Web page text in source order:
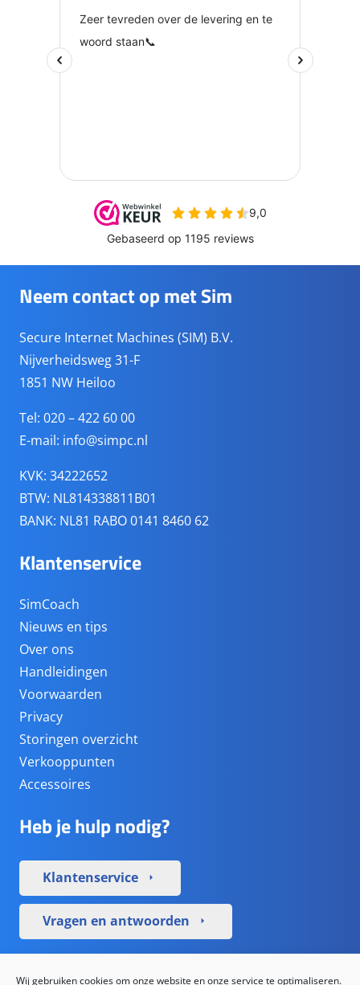
Wij gebruiken cookies om onze website en onze service te optimaliseren.
Neem contact op met Sim
Secure Internet Machines (SIM) B.V.
Nijverheidsweg 31-F
1851 NW Heiloo
Tel: 020 – 422 60 00
E-mail: info@simpc.nl
KVK: 34222652
BTW: NL814338811B01
BANK: NL81 RABO 0141 8460 62
Klantenservice
SimCoach
Nieuws en tips
Over ons
Handleidingen
Voorwaarden
Privacy
Storingen overzicht
Verkooppunten
Accessoires
Heb je hulp nodig?
Klantenservice arrow_right
Vragen en antwoorden arrow_right
Sociale media